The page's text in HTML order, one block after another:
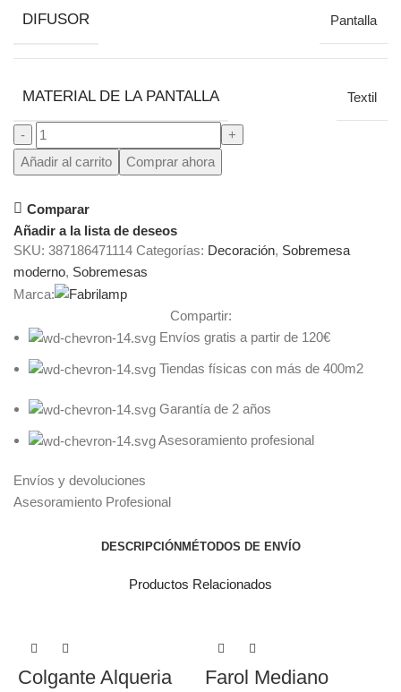
DIFUSOR Pantalla
MATERIAL DE LA PANTALLA Textil
Añadir al carrito Comprar ahora
Comparar
Añadir a la lista de deseos
SKU: 387186471114 Categorías: Decoración, Sobremesa
moderno, Sobremesas
Marca:
Compartir:
Envíos gratis a partir de 120€
Tiendas físicas con más de 400m2
Garantía de 2 años
Asesoramiento profesional
Envíos y devoluciones
Asesoramiento Profesional
DESCRIPCIÓN MÉTODOS DE ENVÍO
Productos Relacionados
Colgante Alqueria
Farol Mediano